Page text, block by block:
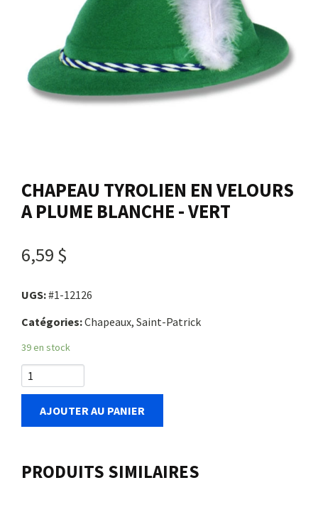
Liquidations
FAQ
Nous joindre
Panier
CHAPEAU TYROLIEN EN VELOURS
A PLUME BLANCHE - VERT
6,59 $
UGS:#1-12126
Catégories:Chapeaux, Saint-Patrick
39 en stock
AJOUTER AU PANIER
PRODUITS SIMILAIRES